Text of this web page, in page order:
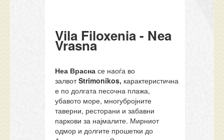
Vila Filoxenia - Nea
Vrasna
Неа Врасна се наоѓа во
залвотStrimonikos, карактеристична
е по долгата песочна плажа,
убавото море, многубројните
таверни, ресторани и забавни
паркови за најмалите. Мирниот
одмор и долгите прошетки до